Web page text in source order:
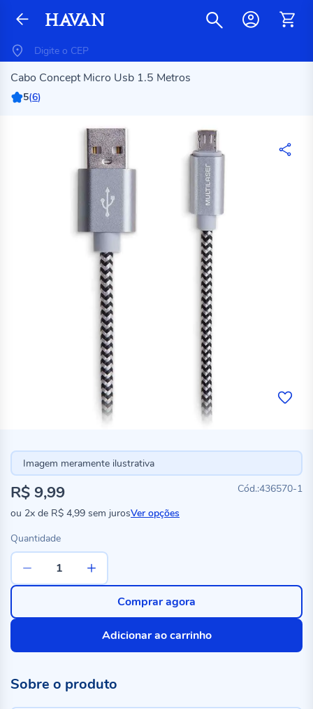
Cabo Concept Micro Usb 1.5 Metros
5(6)
Imagem meramente ilustrativa
436570-1
R$ 9,99
ou 2x de R$ 4,99 sem jurosVer opções
Quantidade
Adicionar ao carrinho
Comprar agora
Sobre o produto